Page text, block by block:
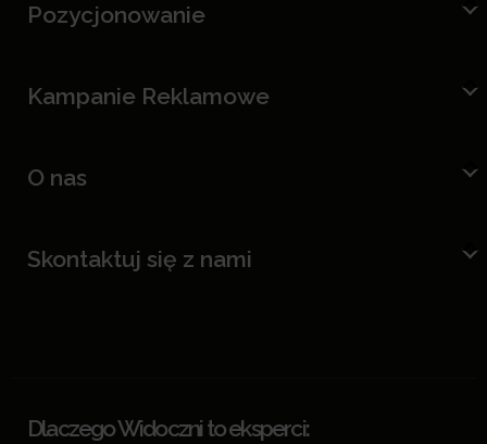
Pozycjonowanie
Kampanie Reklamowe
O nas
Skontaktuj się z nami
Dlaczego Widoczni to eksperci: